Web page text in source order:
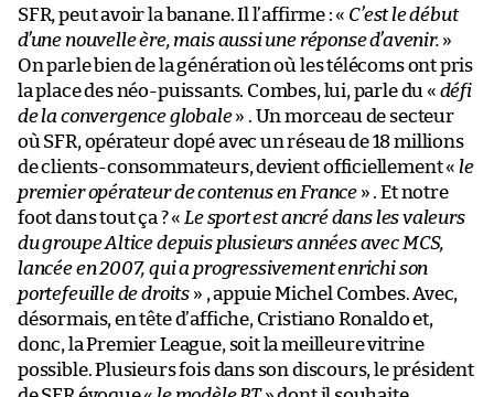
SFR, peut avoir la banane. Il l’affirme : « C’est le début
d’une nouvelle ère, mais aussi une réponse d’avenir. »
On parle bien de la génération où les télécoms ont pris
la place des néo-puissants. Combes, lui, parle du « défi
de la convergence globale» . Un morceau de secteur
où SFR, opérateur dopé avec un réseau de 18 millions
de clients-consommateurs, devient officiellement « le
premier opérateur de contenus en France» . Et notre
foot dans tout ça ? « Le sport est ancré dans les valeurs
du groupe Altice depuis plusieurs années avec MCS,
lancée en 2007, qui a progressivement enrichi son
portefeuille de droits » , appuie Michel Combes. Avec,
désormais, en tête d’affiche, Cristiano Ronaldo et,
donc, la Premier League, soit la meilleure vitrine
possible. Plusieurs fois dans son discours, le président